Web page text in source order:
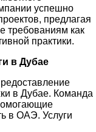
успешно
предлагая
требованиям как
практики.
в Дубае
в Дубае. Команда
в ОАЭ. Услуги